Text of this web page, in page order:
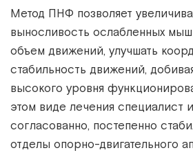
Метод ПНФ позволяет
выносливость ослабленных
объем движений, улучшать
стабильность движений,
высокого уровня
этом виде лечения специалист
согласованно, постепенно
отделы опорно-двигательного